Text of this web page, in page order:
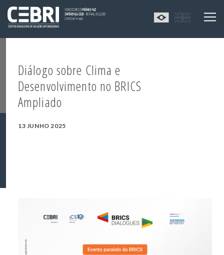
Diálogo sobre Clima e
Desenvolvimento no BRICS
Ampliado
13 JUNHO 2025